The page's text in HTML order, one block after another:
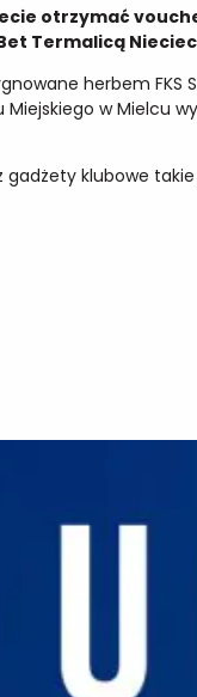
otrzymać
Termalicą
herbem FKS
w Mielcu
klubowe takie